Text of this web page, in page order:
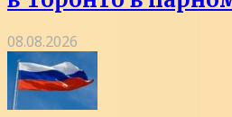
08.08.2026